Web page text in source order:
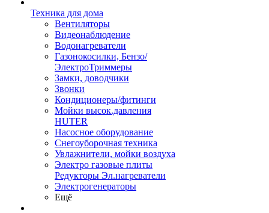
Техника для дома
Вентиляторы
Видеонаблюдение
Водонагреватели
Газонокосилки, Бензо/
ЭлектроТриммеры
Замки, доводчики
Звонки
Кондиционеры/фитинги
Мойки высок.давления
HUTER
Насосное оборудование
Снегоуборочная техника
Увлажнители, мойки воздуха
Электро газовые плиты
Редукторы Эл.нагреватели
Электрогенераторы
Ещё